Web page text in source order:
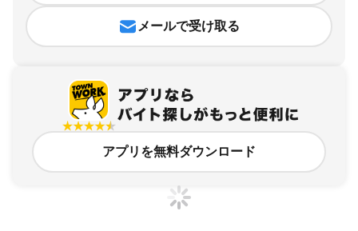
メールで受け取る
アプリを無料ダウンロード